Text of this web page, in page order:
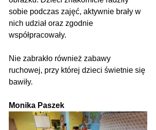
sobie podczas zajęć, aktywnie brały w
nich udział oraz zgodnie
współpracowały.
Nie zabrakło również zabawy
ruchowej, przy której dzieci świetnie się
bawiły.
Monika Paszek